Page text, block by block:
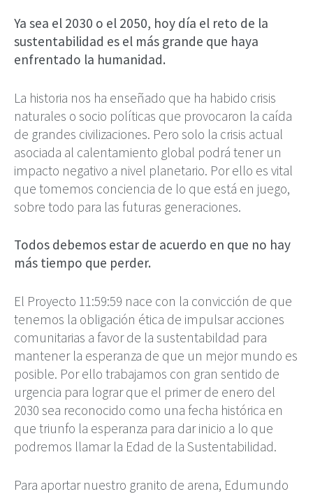
Ya sea el 2030 o el 2050, hoy día el reto de la
sustentabilidad es el más grande que haya
enfrentado la humanidad.
La historia nos ha enseñado que ha habido crisis
naturales o socio políticas que provocaron la caída
de grandes civilizaciones. Pero solo la crisis actual
asociada al calentamiento global podrá tener un
impacto negativo a nivel planetario. Por ello es vital
que tomemos conciencia de lo que está en juego,
sobre todo para las futuras generaciones.
Todos debemos estar de acuerdo en que no hay
más tiempo que perder.
El Proyecto 11:59:59 nace con la convicción de que
tenemos la obligación ética de impulsar acciones
comunitarias a favor de la sustentabildad para
mantener la esperanza de que un mejor mundo es
posible. Por ello trabajamos con gran sentido de
urgencia para lograr que el primer de enero del
2030 sea reconocido como una fecha histórica en
que triunfo la esperanza para dar inicio a lo que
podremos llamar la Edad de la Sustentabilidad.
Para aportar nuestro granito de arena, Edumundo